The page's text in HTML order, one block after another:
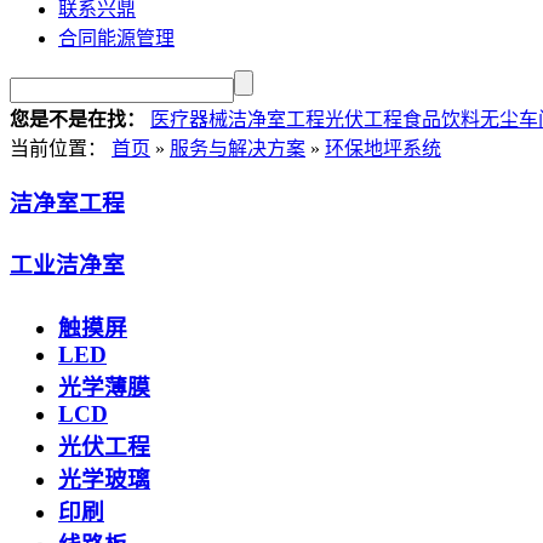
联系兴鼎
合同能源管理
您是不是在找： 医疗器械洁净室工程光伏工程食品饮料无尘车
当前位置：
首页 » 服务与解决方案 » 环保地坪系统
洁净室工程
工业洁净室
触摸屏
LED
光学薄膜
LCD
光伏工程
光学玻璃
印刷